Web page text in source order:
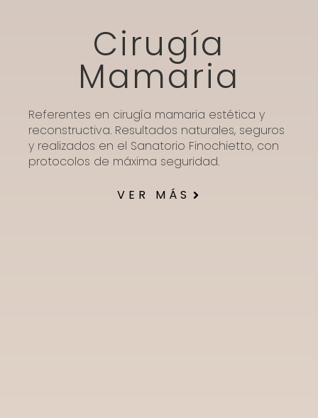
Cirugía
Mamaria
Referentes en cirugía mamaria estética y
reconstructiva. Resultados naturales, seguros
y realizados en el Sanatorio Finochietto, con
protocolos de máxima seguridad.
VER MÁS